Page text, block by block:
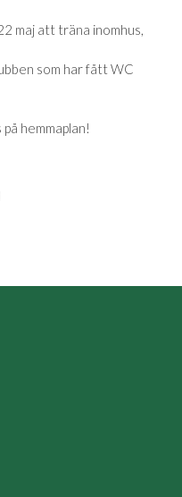
maj att träna inomhus,
som har fått WC
hemmaplan!